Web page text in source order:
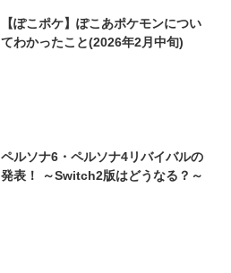
【ぽこポケ】ぽこあポケモンについ
てわかったこと(2026年2月中旬)
ペルソナ6・ペルソナ4リバイバルの
発表！ ～Switch2版はどうなる？～